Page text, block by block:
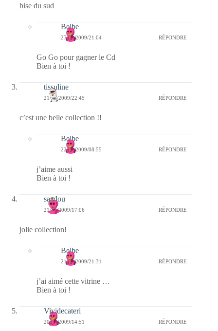
bise du sud
Belbe
27/12/2009/21:04 RÉPONDRE
Go Go pour gagner le Cd
Bien à toi !
tissuline
21/12/2009/22:45 RÉPONDRE
c’est une belle collection !!
Belbe
22/12/2009/08:55 RÉPONDRE
j’aime aussi
Bien à toi !
saadou
21/12/2009/17:06 RÉPONDRE
jolie collection!
Belbe
21/12/2009/21:31 RÉPONDRE
j’ai aimé cette vitrine …
Bien à toi !
Vividecateri
20/12/2009/14:51 RÉPONDRE